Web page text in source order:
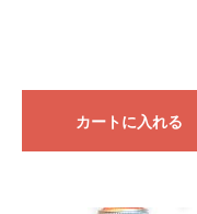
カートに入れる